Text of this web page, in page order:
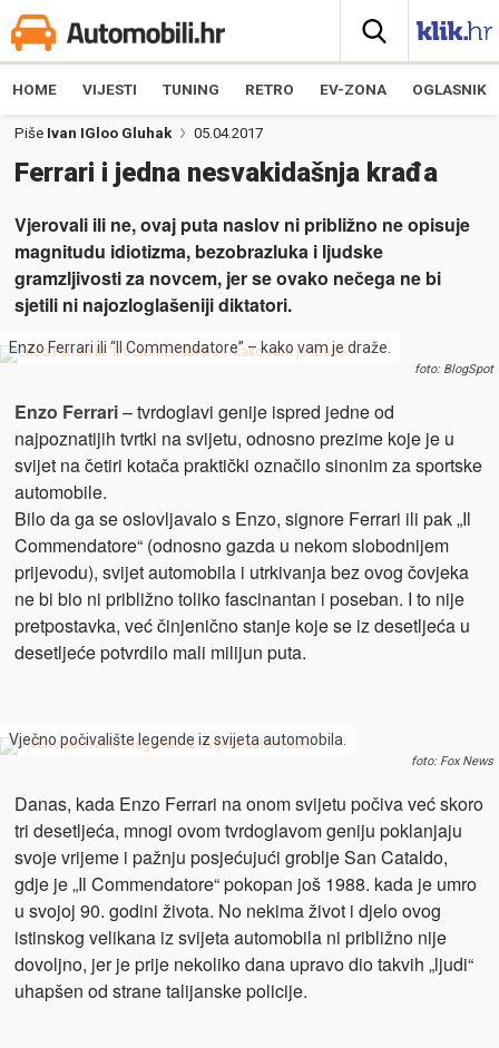
HOME VIJESTI TUNING RETRO EV-ZONA OGLASNIK
Piše Ivan IGloo Gluhak 05.04.2017
Ferrari i jedna nesvakidašnja krađa
Vjerovali ili ne, ovaj puta naslov ni približno ne opisuje
magnitudu idiotizma, bezobrazluka i ljudske
gramzljivosti za novcem, jer se ovako nečega ne bi
sjetili ni najozloglašeniji diktatori.
Enzo Ferrari ili “Il Commendatore” – kako vam je draže.
foto: BlogSpot
Enzo Ferrari– tvrdoglavi genije ispred jedne od
najpoznatijih tvrtki na svijetu, odnosno prezime koje je u
svijet na četiri kotača praktički označilo sinonim za sportske
automobile.
Bilo da ga se oslovljavalo s Enzo, signore Ferrari ili pak „Il
Commendatore“ (odnosno gazda u nekom slobodnijem
prijevodu), svijet automobila i utrkivanja bez ovog čovjeka
ne bi bio ni približno toliko fascinantan i poseban. I to nije
pretpostavka, već činjenično stanje koje se iz desetljeća u
desetljeće potvrdilo mali milijun puta.
Vječno počivalište legende iz svijeta automobila.
foto: Fox News
Danas, kada Enzo Ferrari na onom svijetu počiva već skoro
tri desetljeća, mnogi ovom tvrdoglavom geniju poklanjaju
svoje vrijeme i pažnju posjećujući groblje San Cataldo,
gdje je „Il Commendatore“ pokopan još 1988. kada je umro
u svojoj 90. godini života. No nekima život i djelo ovog
istinskog velikana iz svijeta automobila ni približno nije
dovoljno, jer je prije nekoliko dana upravo dio takvih „ljudi“
uhapšen od strane talijanske policije.